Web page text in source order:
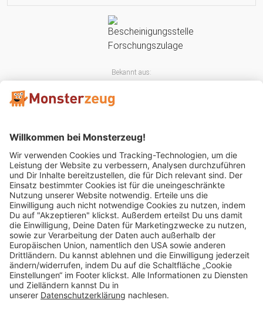
Bekannt aus:
Mitglied im:
Impressum AGB Widerrufsbelehrung